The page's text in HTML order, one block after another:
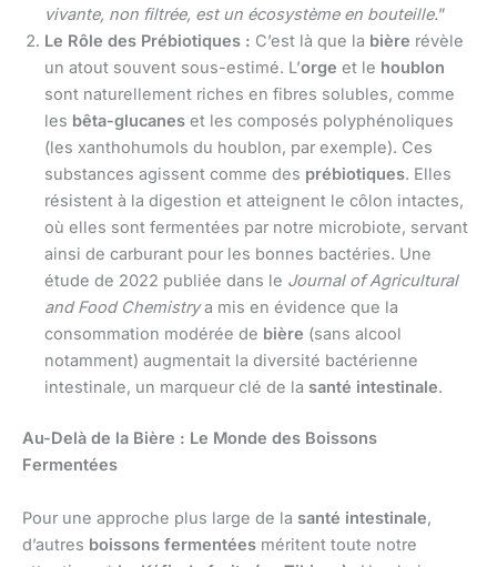
vivante, non filtrée, est un écosystème en bouteille.”
Le Rôle des Prébiotiques : C’est là que la bière révèle
un atout souvent sous-estimé. L’orge et le houblon
sont naturellement riches en fibres solubles, comme
les bêta-glucanes et les composés polyphénoliques
(les xanthohumols du houblon, par exemple). Ces
substances agissent comme des prébiotiques. Elles
résistent à la digestion et atteignent le côlon intactes,
où elles sont fermentées par notre microbiote, servant
ainsi de carburant pour les bonnes bactéries. Une
étude de 2022 publiée dans le Journal of Agricultural
and Food Chemistrya mis en évidence que la
consommation modérée de bière (sans alcool
notamment) augmentait la diversité bactérienne
intestinale, un marqueur clé de la santé intestinale.
Au-Delà de la Bière : Le Monde des Boissons
Fermentées
Pour une approche plus large de la santé intestinale,
d’autres boissons fermentées méritent toute notre